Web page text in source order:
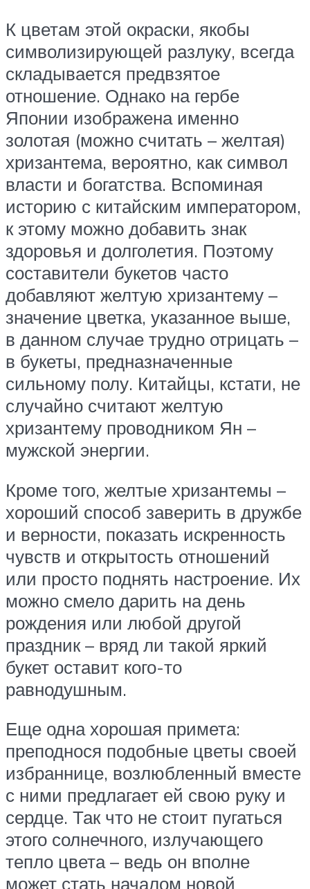
К цветам этой окраски, якобы
символизирующей разлуку, всегда
складывается предвзятое
отношение. Однако на гербе
Японии изображена именно
золотая (можно считать – желтая)
хризантема, вероятно, как символ
власти и богатства. Вспоминая
историю с китайским императором,
к этому можно добавить знак
здоровья и долголетия. Поэтому
составители букетов часто
добавляют желтую хризантему –
значение цветка, указанное выше,
в данном случае трудно отрицать –
в букеты, предназначенные
сильному полу. Китайцы, кстати, не
случайно считают желтую
хризантему проводником Ян –
мужской энергии.
Кроме того, желтые хризантемы –
хороший способ заверить в дружбе
и верности, показать искренность
чувств и открытость отношений
или просто поднять настроение. Их
можно смело дарить на день
рождения или любой другой
праздник – вряд ли такой яркий
букет оставит кого-то
равнодушным.
Еще одна хорошая примета:
преподнося подобные цветы своей
избраннице, возлюбленный вместе
с ними предлагает ей свою руку и
сердце. Так что не стоит пугаться
этого солнечного, излучающего
тепло цвета – ведь он вполне
может стать началом новой